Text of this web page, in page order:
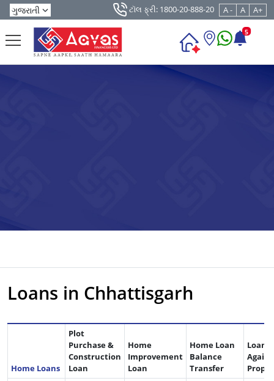
ટૉલ ફ્રી: 1800-20-888-20 A - A A+
5
Loans in Chhattisgarh
Home Loans
Plot
Purchase &
Construction
Loan
Home
Improvement
Loan
Home Loan
Balance
Transfer
Loan